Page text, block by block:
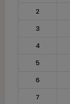
2
3
4
5
6
7